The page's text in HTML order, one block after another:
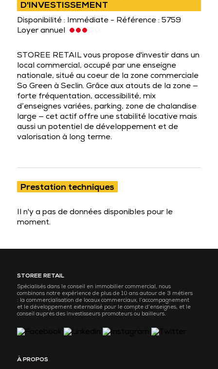
D'INVESTISSEMENT
Disponibilité : Immédiate - Référence : 5759
Loyer annuel
STOREE RETAIL vous propose d'investir dans un
local commercial, occupé par une enseigne
nationale, situé au coeur de la zone commerciale
So Green à Seclin. Grâce aux atouts de la zone —
forte fréquentation, accessibilité, mix
d’enseignes variées, parking, zone de chalandise
large — cet actif offre une stabilité locative mais
aussi un potentiel de développement et de
valorisation à long terme.
Prestation techniques
Il n'y a pas de données disponibles pour le
moment.
STOREE RETAIL
Spécialisés dans le conseil en immobilier commercial, nous
combinons notre expérience de plus de 10 ans autour de 3 métiers
: la commercialisation de locaux commerciaux, l’accompagnement
et le développement externalisé pour le compte d’enseignes, et le
conseil auprès des investisseurs promoteurs ou bailleurs.
À PROPOS